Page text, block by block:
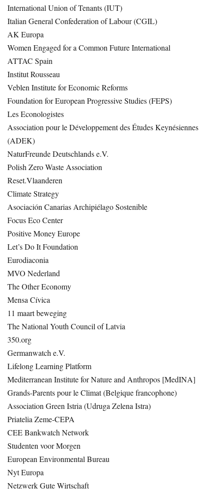
International Union of Tenants (IUT)
Italian General Confederation of Labour (CGIL)
AK Europa
Women Engaged for a Common Future International
ATTAC Spain
Institut Rousseau
Veblen Institute for Economic Reforms
Foundation for European Progressive Studies (FEPS)
Les Econologistes
Association pour le Développement des Études Keynésiennes
(ADEK)
NaturFreunde Deutschlands e.V.
Polish Zero Waste Association
Reset.Vlaanderen
Climate Strategy
Asociación Canarias Archipiélago Sostenible
Focus Eco Center
Positive Money Europe
Let’s Do It Foundation
Eurodiaconia
MVO Nederland
The Other Economy
Mensa Cívica
11 maart beweging
The National Youth Council of Latvia
350.org
Germanwatch e.V.
Lifelong Learning Platform
Mediterranean Institute for Nature and Anthropos [MedINA]
Grands-Parents pour le Climat (Belgique francophone)
Association Green Istria (Udruga Zelena Istra)
Priatelia Zeme-CEPA
CEE Bankwatch Network
Studenten voor Morgen
European Environmental Bureau
Nyt Europa
Netzwerk Gute Wirtschaft